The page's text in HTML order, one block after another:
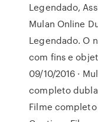
Legendado,
Mulan Online
Legendado. O
com fins e
09/10/2016 ·
completo
Filme